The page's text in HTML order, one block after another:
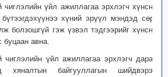
чиглэлийн үйл ажиллагаа эрхлэгч хүнсний
хүний эрүүл мэндэд сөрөг
болзошгүй гэж үзвэл тэдгээрийг хүнсний
буцаан авна.
чиглэлийн үйл ажиллагаа эрхлэгч дараах
хяналтын байгууллагын шийдвэрээр